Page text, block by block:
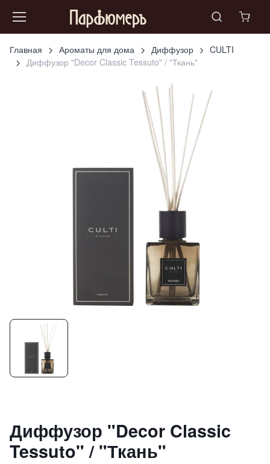
Главная Ароматы для дома Диффузор
CULTI
Диффузор "Decor Classic Tessuto" / "Ткань"
Диффузор "Decor Classic
Tessuto" / "Ткань"